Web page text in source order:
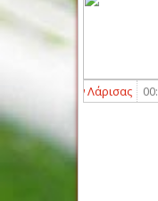
Απόλλων Λάρισας 00:00 -